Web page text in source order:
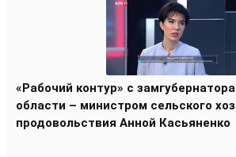
«Рабочий контур» с
области – министром сельского
продовольствия Анной Касьяненко